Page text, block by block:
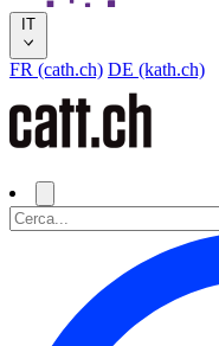
IT
FR (cath.ch) DE (kath.ch)